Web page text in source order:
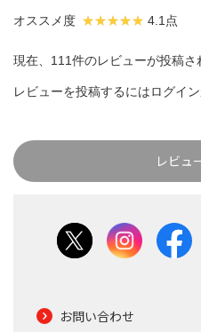
オススメ度 4.1点
現在、111件のレビューが投稿さ
レビューを投稿するにはログイン
レビュ
お問い合わせ